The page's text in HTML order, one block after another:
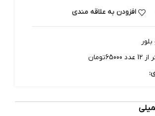
افزودن به علاقه مندی
بلور